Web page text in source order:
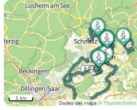
Dades del mapa © Thunderforest
5 km